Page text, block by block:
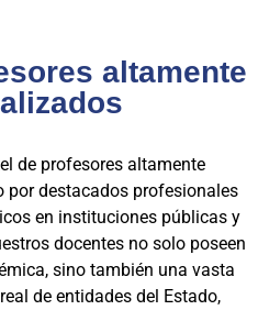
altamente
de profesores altamente
por destacados profesionales
en instituciones públicas y
docentes no solo poseen
sino también una vasta
de entidades del Estado,